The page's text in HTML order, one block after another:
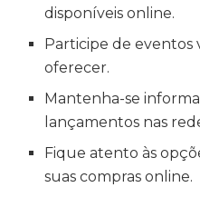
disponíveis online.
Participe de eventos
oferecer.
Mantenha-se
lançamentos nas
Fique atento às
suas compras online.